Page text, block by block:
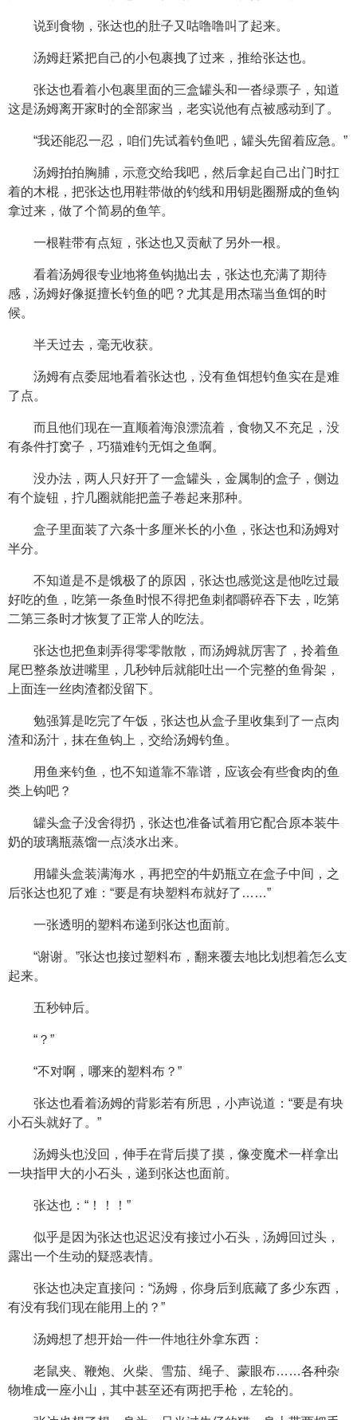
说到食物，张达也的肚子又咕噜噜叫了起来。
汤姆赶紧把自己的小包裹拽了过来，推给张达也。
张达也看着小包裹里面的三盒罐头和一沓绿票子，知道
这是汤姆离开家时的全部家当，老实说他有点被感动到了。
“我还能忍一忍，咱们先试着钓鱼吧，罐头先留着应急。”
汤姆拍拍胸脯，示意交给我吧，然后拿起自己出门时扛
着的木棍，把张达也用鞋带做的钓线和用钥匙圈掰成的鱼钩
拿过来，做了个简易的鱼竿。
一根鞋带有点短，张达也又贡献了另外一根。
看着汤姆很专业地将鱼钩抛出去，张达也充满了期待
感，汤姆好像挺擅长钓鱼的吧？尤其是用杰瑞当鱼饵的时
候。
半天过去，毫无收获。
汤姆有点委屈地看着张达也，没有鱼饵想钓鱼实在是难
了点。
而且他们现在一直顺着海浪漂流着，食物又不充足，没
有条件打窝子，巧猫难钓无饵之鱼啊。
没办法，两人只好开了一盒罐头，金属制的盒子，侧边
有个旋钮，拧几圈就能把盖子卷起来那种。
盒子里面装了六条十多厘米长的小鱼，张达也和汤姆对
半分。
不知道是不是饿极了的原因，张达也感觉这是他吃过最
好吃的鱼，吃第一条鱼时恨不得把鱼刺都嚼碎吞下去，吃第
二第三条时才恢复了正常人的吃法。
张达也把鱼刺弄得零零散散，而汤姆就厉害了，拎着鱼
尾巴整条放进嘴里，几秒钟后就能吐出一个完整的鱼骨架，
上面连一丝肉渣都没留下。
勉强算是吃完了午饭，张达也从盒子里收集到了一点肉
渣和汤汁，抹在鱼钩上，交给汤姆钓鱼。
用鱼来钓鱼，也不知道靠不靠谱，应该会有些食肉的鱼
类上钩吧？
罐头盒子没舍得扔，张达也准备试着用它配合原本装牛
奶的玻璃瓶蒸馏一点淡水出来。
用罐头盒装满海水，再把空的牛奶瓶立在盒子中间，之
后张达也犯了难：“要是有块塑料布就好了……”
一张透明的塑料布递到张达也面前。
“谢谢。”张达也接过塑料布，翻来覆去地比划想着怎么支
起来。
五秒钟后。
“？”
“不对啊，哪来的塑料布？”
张达也看着汤姆的背影若有所思，小声说道：“要是有块
小石头就好了。”
汤姆头也没回，伸手在背后摸了摸，像变魔术一样拿出
一块指甲大的小石头，递到张达也面前。
张达也：“！！！”
似乎是因为张达也迟迟没有接过小石头，汤姆回过头，
露出一个生动的疑惑表情。
张达也决定直接问：“汤姆，你身后到底藏了多少东西，
有没有我们现在能用上的？”
汤姆想了想开始一件一件地往外拿东西：
老鼠夹、鞭炮、火柴、雪茄、绳子、蒙眼布……各种杂
物堆成一座小山，其中甚至还有两把手枪，左轮的。